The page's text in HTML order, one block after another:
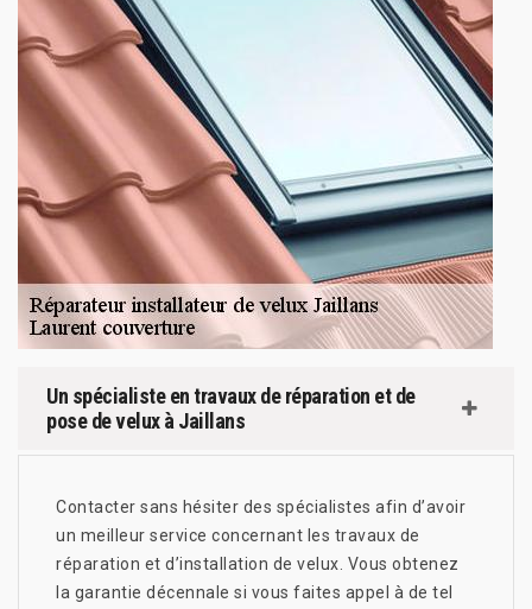
Un spécialiste en travaux de réparation et de
pose de velux à Jaillans
Contacter sans hésiter des spécialistes afin d’avoir
un meilleur service concernant les travaux de
réparation et d’installation de velux. Vous obtenez
la garantie décennale si vous faites appel à de tel